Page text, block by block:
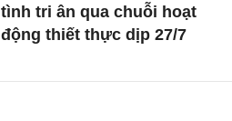
tình tri ân qua chuỗi hoạt
động thiết thực dịp 27/7